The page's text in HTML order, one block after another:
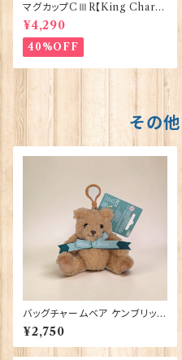
マグカップCⅢR【King Charle
sⅢ Coronation】Victoria E
ggs 50127
¥4,290
40%OFF
その
バッグチャームベア ケンブリッジ
大学 Elgate Products 904
28
¥2,750